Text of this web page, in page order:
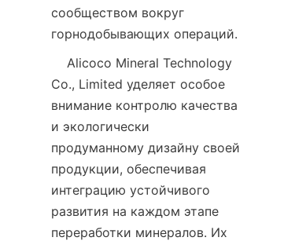
сообществом вокруг
Co., Limited уделяет особое
внимание контролю качества
и экологически
продуманному дизайну своей
продукции, обеспечивая
интеграцию устойчивого
развития на каждом этапе
переработки минералов. Их